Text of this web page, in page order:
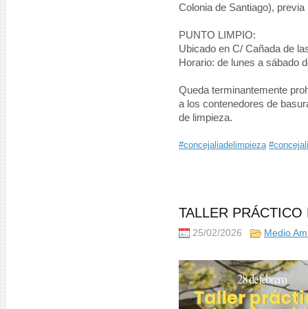
Colonia de Santiago),
PUNTO LIMPIO:
Ubicado en C/ Cañada de
Horario: de lunes a sábado
Queda terminantemente
a los contenedores de
de limpieza.
#concejaliadelimpieza
TALLER
25/02/2026 Medio